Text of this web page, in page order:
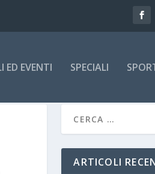
ED EVENTI SPECIALI
ARTICOLI